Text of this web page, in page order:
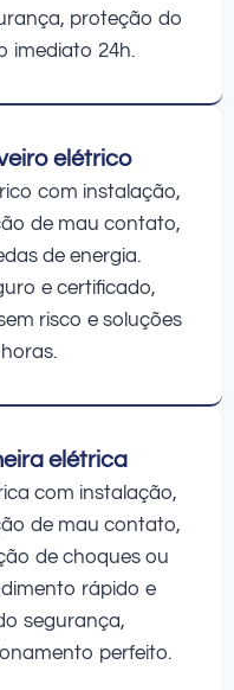
proteção do
imediato 24h.
elétrico
com instalação,
de mau contato,
de energia.
e certificado,
risco e soluções
elétrica
com instalação,
de mau contato,
de choques ou
rápido e
segurança,
perfeito.